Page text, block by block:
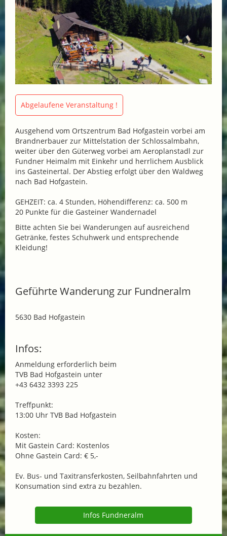
Abgelaufene Veranstaltung !
Ausgehend vom Ortszentrum Bad Hofgastein vorbei am
Brandnerbauer zur Mittelstation der Schlossalmbahn,
weiter über den Güterweg vorbei am Aeroplanstadl zur
Fundner Heimalm mit Einkehr und herrlichem Ausblick
ins Gasteinertal. Der Abstieg erfolgt über den Waldweg
nach Bad Hofgastein.
GEHZEIT: ca. 4 Stunden, Höhendifferenz: ca. 500 m
20 Punkte für die Gasteiner Wandernadel
Bitte achten Sie bei Wanderungen auf ausreichend
Getränke, festes Schuhwerk und entsprechende
Kleidung!
Geführte Wanderung zur Fundneralm
5630 Bad Hofgastein
Infos:
Anmeldung erforderlich beim
TVB Bad Hofgastein unter
+43 6432 3393 225
Treffpunkt:
13:00 Uhr TVB Bad Hofgastein
Kosten:
Mit Gastein Card: Kostenlos
Ohne Gastein Card: € 5,-
Ev. Bus- und Taxitransferkosten, Seilbahnfahrten und
Konsumation sind extra zu bezahlen.
Infos Fundneralm